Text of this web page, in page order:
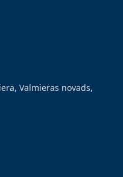
Valmieras novads,